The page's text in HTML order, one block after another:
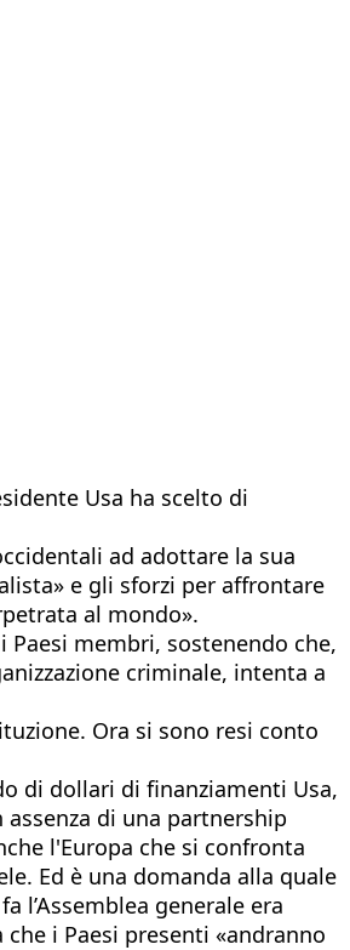
Usa ha scelto di
ad adottare la sua
e gli sforzi per affrontare
al mondo».
membri, sostenendo che,
criminale, intenta a
Ora si sono resi conto
di dollari di finanziamenti Usa,
di una partnership
l'Europa che si confronta
Ed è una domanda alla quale
l’Assemblea generale era
i Paesi presenti «andranno